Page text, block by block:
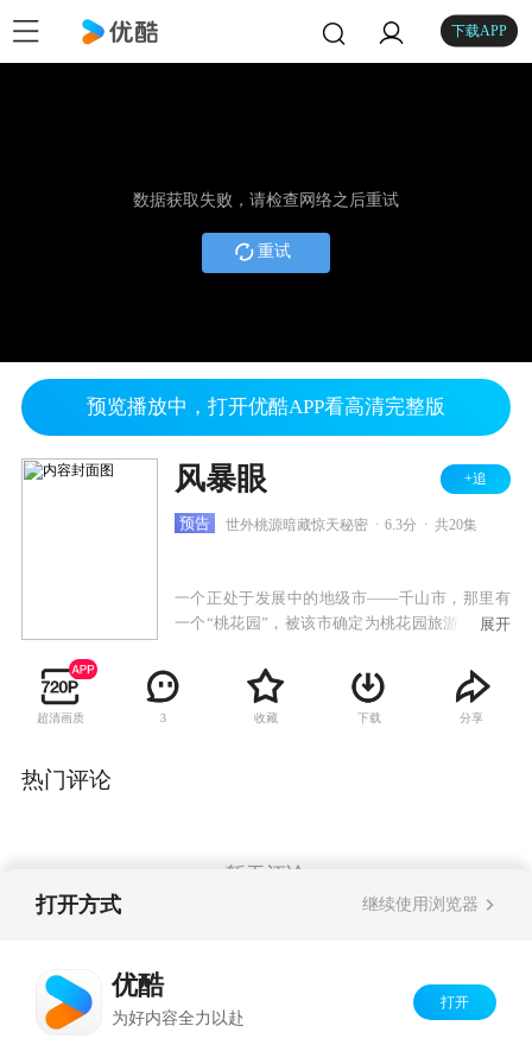
下载APP
数据获取失败，请检查网络之后重试
重试
预览播放中，打开优酷APP看高清完整版
风暴眼 +追
预告 世外桃源暗藏惊天秘密 6.3分 共20集
一个正处于发展中的地级市——千山市，那里有
一个“桃花园”，被该市确定为桃花园旅游开发区.
腐败行为。以新来的纪检委书记江涛为首的正义
之师同市长常守一等一伙腐败分子展开了激烈斗
展开
超清画质 3 收藏 下载 分享
热门评论
暂无评论
打开方式 继续使用浏览器
优酷
为好内容全力以赴
打开